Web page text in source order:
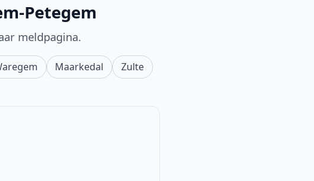
Petegem
meldpagina.
Maarkedal Zulte